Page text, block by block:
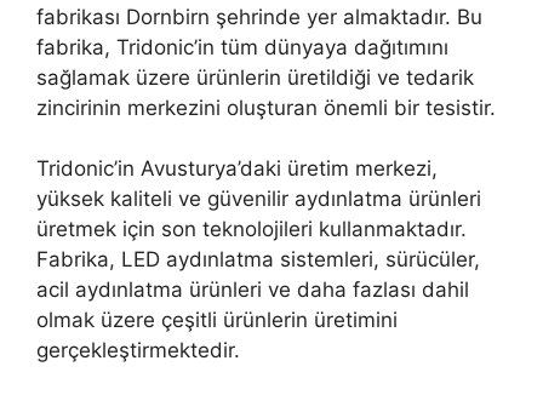
fabrikası Dornbirn şehrinde yer almaktadır. Bu
fabrika, Tridonic’in tüm dünyaya dağıtımını
sağlamak üzere ürünlerin üretildiği ve tedarik
zincirinin merkezini oluşturan önemli bir tesistir.
Tridonic’in Avusturya’daki üretim merkezi,
yüksek kaliteli ve güvenilir aydınlatma ürünleri
üretmek için son teknolojileri kullanmaktadır.
Fabrika, LED aydınlatma sistemleri, sürücüler,
acil aydınlatma ürünleri ve daha fazlası dahil
olmak üzere çeşitli ürünlerin üretimini
gerçekleştirmektedir.